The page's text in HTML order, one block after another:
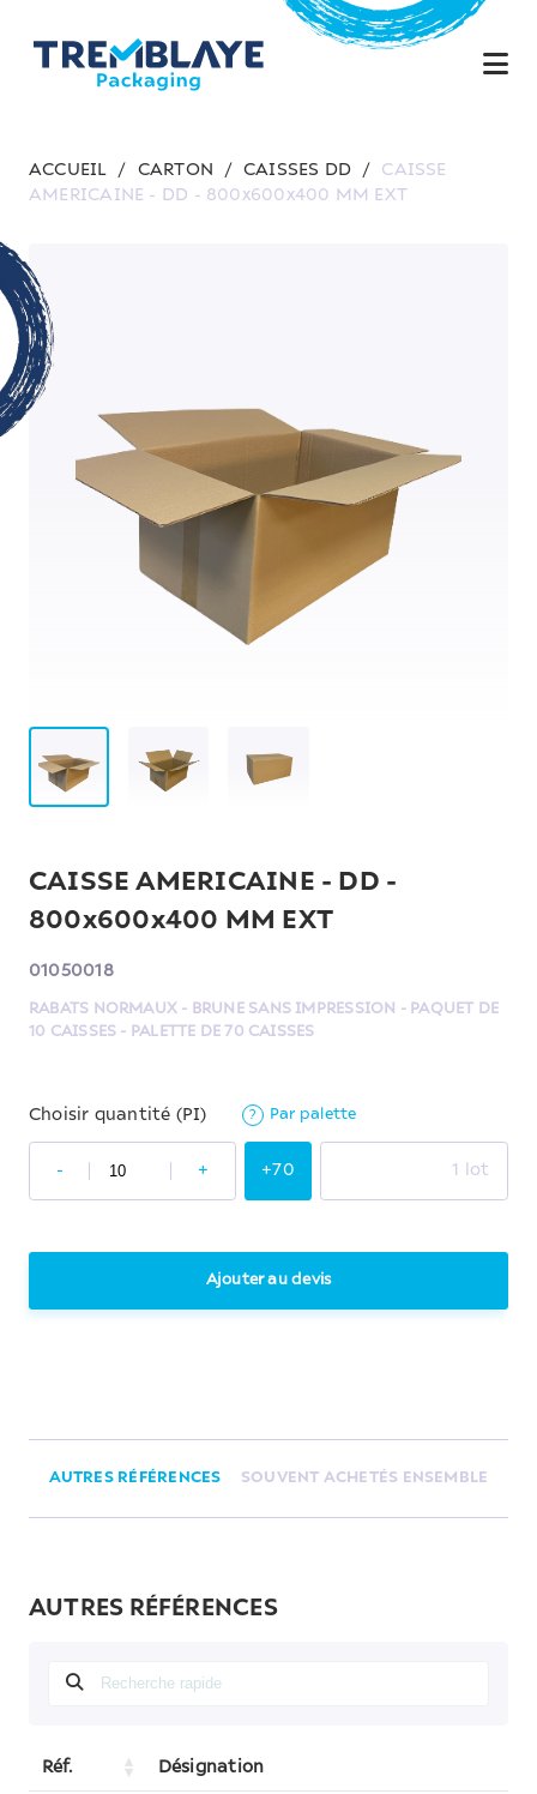
ACCUEIL / CARTON / CAISSES DD /
CAISSE
AMERICAINE - DD - 800x600x400 MM EXT
CAISSE AMERICAINE - DD -
800x600x400 MM EXT
01050018
RABATS NORMAUX - BRUNE SANS IMPRESSION - PAQUET DE
10 CAISSES - PALETTE DE 70 CAISSES
Choisir quantité (PI) ? Par palette
- + +70 1 lot
Ajouter au devis
AUTRES RÉFÉRENCES SOUVENT ACHETÉS ENSEMBLE
AUTRES RÉFÉRENCES
Réf. Désignation